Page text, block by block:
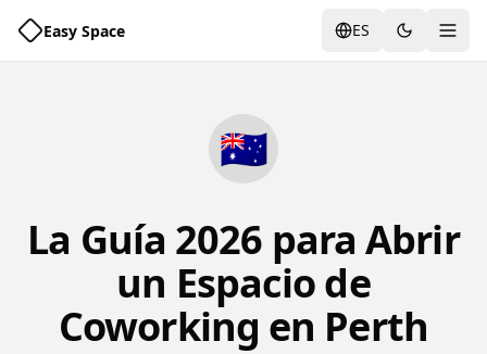
Easy Space ES
🇦🇺
La Guía 2026 para Abrir
un Espacio de
Coworking en Perth